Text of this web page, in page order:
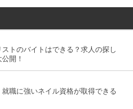
トのバイトはできる？求人の探し
開！
就職に強いネイル資格が取得できる